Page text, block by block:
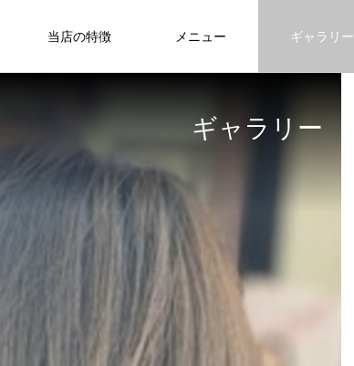
当店の特徴 メニュー ギャラリー
ギャラリー